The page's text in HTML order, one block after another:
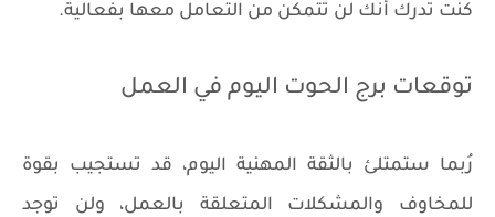
كنت تدرك أنك لن تتمكن من التعامل معها بفعالية.
توقعات برج الحوت اليوم في العمل
رُبما ستمتلئ بالثقة المهنية اليوم، قد تستجيب بقوة
للمخاوف والمشكلات المتعلقة بالعمل، ولن توجد